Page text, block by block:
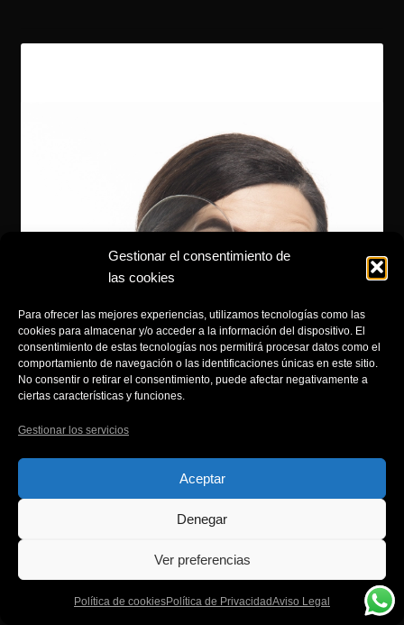
Gestionar el consentimiento de
las cookies
Para ofrecer las mejores experiencias, utilizamos tecnologías como las
cookies para almacenar y/o acceder a la información del dispositivo. El
consentimiento de estas tecnologías nos permitirá procesar datos como el
comportamiento de navegación o las identificaciones únicas en este sitio.
No consentir o retirar el consentimiento, puede afectar negativamente a
ciertas características y funciones.
Gestionar los servicios
Aceptar
Denegar
Ver preferencias
Política de cookiesPolítica de PrivacidadAviso Legal